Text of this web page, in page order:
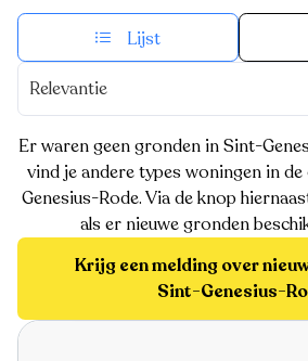
Lijst
Relevantie
Er waren geen gronden in Sint-
vind je andere types woningen in
Genesius-Rode. Via de knop
als er nieuwe gronden
Krijg een melding over
Sint-Genesius-